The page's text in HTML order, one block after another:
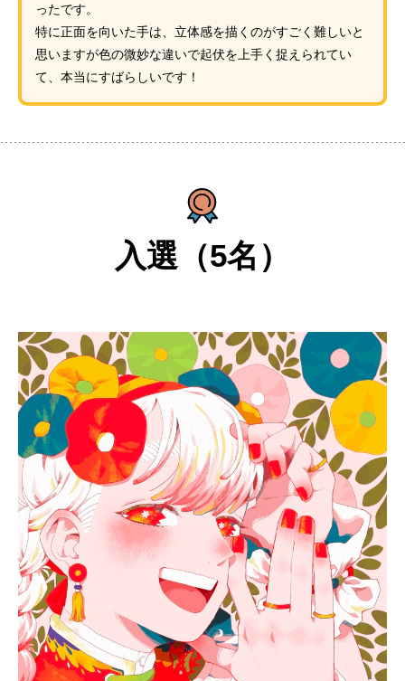
ったです。
特に正面を向いた手は、立体感を描くのがすごく難しいと
思いますが色の微妙な違いで起伏を上手く捉えられてい
て、本当にすばらしいです！
入選（5名）